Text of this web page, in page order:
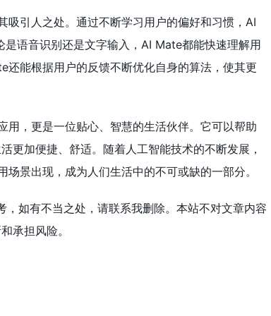
引人之处。通过不断学习用户的偏好和习惯，AI
语音识别还是文字输入，AI Mate都能快速理解用
能根据用户的反馈不断优化自身的算法，使其更
，更是一位贴心、智慧的生活伙伴。它可以帮助
更加便捷、舒适。随着人工智能技术的不断发展，
景出现，成为人们生活中的不可或缺的一部分。
如有不当之处，请联系我删除。本站不对文章内容
承担风险。